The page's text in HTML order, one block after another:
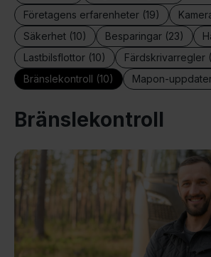
Företagens erfarenheter (19)
Säkerhet (10)
Besparingar (23)
Lastbilsflottor (10)
Färdskrivarregler
Bränslekontroll (10)
Mapon-
Bränslekontroll